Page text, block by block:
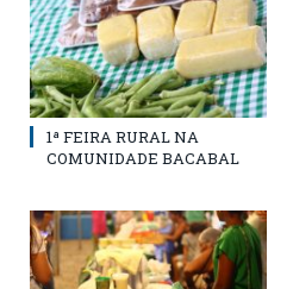
1ª FEIRA RURAL NA
COMUNIDADE BACABAL